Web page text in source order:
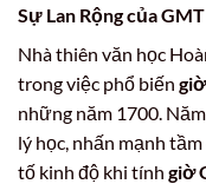
Sự Lan Rộng củaGMT
Nhà thiên văn học
trong việc phổ biến
những năm 1700.
lý học, nhấn mạnh
tố kinh độ khi tính giờ